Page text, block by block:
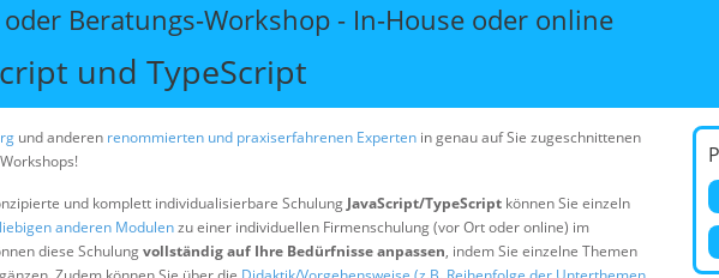
Beratungs-Workshop - In-House oder online
und TypeScript
und anderen renommierten und praxiserfahrenen Experten in genau auf Sie zugeschnittenen
und komplett individualisierbare Schulung JavaScript/TypeScript können Sie einzeln
anderen Modulenzu einer individuellen Firmenschulung (vor Ort oder online) im
diese Schulungvollständig auf Ihre Bedürfnisse anpassen, indem Sie einzelne Themen